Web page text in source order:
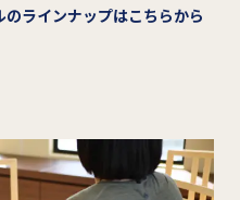
ラインナップはこちらから